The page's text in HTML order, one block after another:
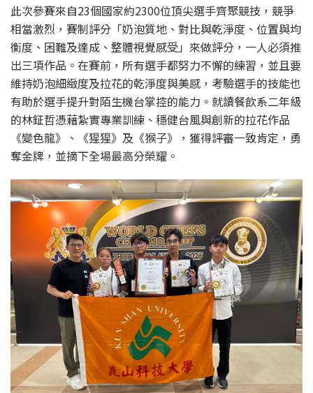
此次參賽來自23個國家約2300位頂尖選手齊聚競技，競爭
相當激烈，賽制評分「奶泡質地、對比與乾淨度、位置與均
衡度、困難及達成、整體視覺感受」來做評分，一人必須推
出三項作品。在賽前，所有選手都努力不懈的練習，並且要
維持奶泡細緻度及拉花的乾淨度與美感，考驗選手的技能也
有助於選手提升對陌生機台掌控的能力。就讀餐飲系二年級
的林鉦哲憑藉紮實專業訓練、穩健台風與創新的拉花作品
《變色龍》、《猩猩》及《猴子》，獲得評審一致肯定，勇
奪金牌，並摘下全場最高分榮耀。